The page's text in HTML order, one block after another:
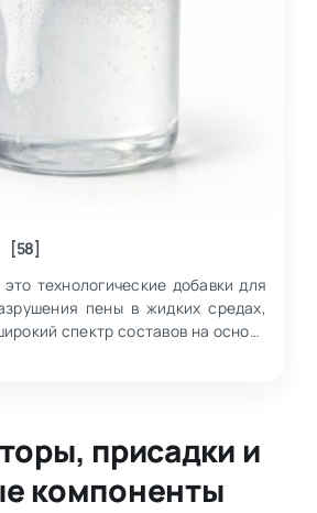
[58]
технологические добавки для
пены в жидких средах,
спектр составов на основе
присадки и
компоненты